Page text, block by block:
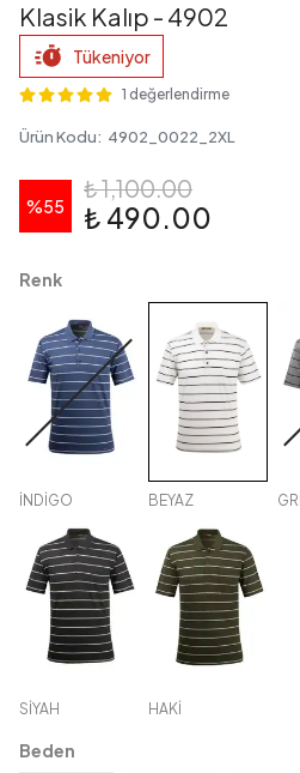
Klasik Kalıp - 4902
Tükeniyor
1 değerlendirme
Ürün Kodu: 4902_0022_2XL
%55
₺ 1,100.00
₺ 490.00
Renk
İNDİGO BEYAZ GRİ
SİYAH HAKİ
Beden